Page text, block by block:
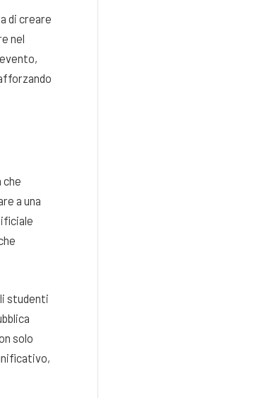
di creare
nel
che
a una
studenti
solo